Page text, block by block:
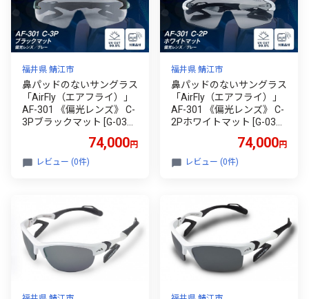
福井県 鯖江市
鼻パッドのないサングラス
「AirFly（エアフライ）」
AF-301 《偏光レンズ》 C-
3Pブラックマット [G-0370
ジゴスペック ゴルフ ユニ
セックス 釣り 自転車 ラン
74,000円
レビュー (0件)
福井県 鯖江市
鼻パッドのないサングラス
「AirFly（エアフライ）」
AF-301 《偏光レンズ》 C-
2Pホワイトマット [G-0370
ジゴスペック ゴルフ ユニ
セックス 釣り 自転車 ラン
74,000円
レビュー (0件)